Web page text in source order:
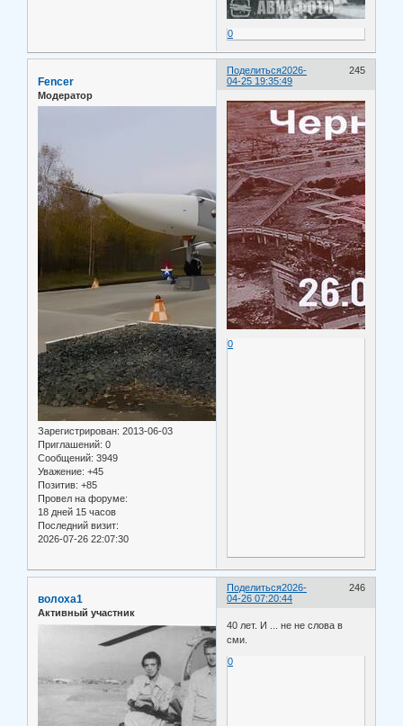
0
Поделиться 245
2026-
04-25 19:35:49
Fencer
Модератор
Зарегистрирован: 2013-06-03
Приглашений: 0
Сообщений: 3949
Уважение: +45
Позитив: +85
Провел на форуме:
18 дней 15 часов
Последний визит:
2026-07-26 22:07:30
0
Поделиться 246
2026-
04-26 07:20:44
волоха1
Активный участник
40 лет. И ... не не слова в
сми.
0